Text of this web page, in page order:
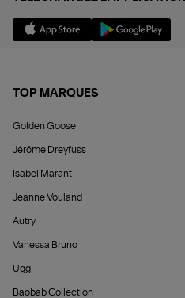
TOP MARQUES
Golden Goose
Jérôme Dreyfuss
Isabel Marant
Jeanne Vouland
Autry
Vanessa Bruno
Ugg
Baobab Collection